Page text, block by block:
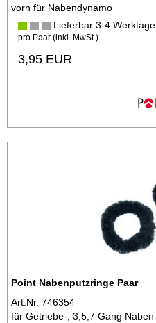
vorn für Nabendynamo
Lieferbar 3-4 Werktage
pro Paar (inkl. MwSt.)
3,95 EUR
Point Nabenputzringe Paar
Art.Nr. 746354
für Getriebe-, 3,5,7 Gang Naben